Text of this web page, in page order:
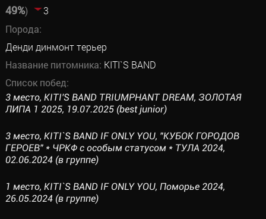
49%)
3
Порода:
Денди динмонт терьер
Название питомника: KITI`S BAND
Список побед:
3 место, KITI'S BAND TRIUMPHANT DREAM, ЗОЛОТАЯ
ЛИПА 1 2025, 19.07.2025 (best junior)
3 место, KITI`S BAND IF ONLY YOU, "КУБОК ГОРОДОВ
ГЕРОЕВ" * ЧРКФ с особым статусом * ТУЛА 2024,
02.06.2024 (в группе)
1 место, KITI`S BAND IF ONLY YOU, Поморье 2024,
26.05.2024 (в группе)